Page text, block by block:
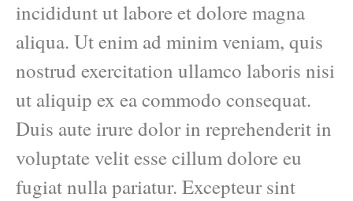
incididunt ut labore et dolore magna
aliqua. Ut enim ad minim veniam, quis
nostrud exercitation ullamco laboris nisi
ut aliquip ex ea commodo consequat.
Duis aute irure dolor in reprehenderit in
voluptate velit esse cillum dolore eu
fugiat nulla pariatur. Excepteur sint